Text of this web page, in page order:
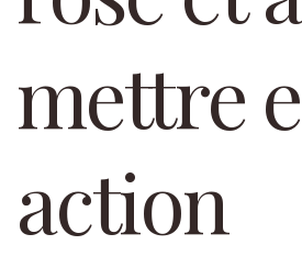
mettre
action